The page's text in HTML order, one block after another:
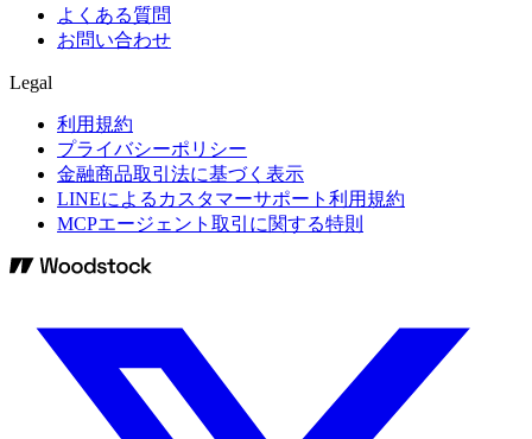
よくある質問
お問い合わせ
Legal
利用規約
プライバシーポリシー
金融商品取引法に基づく表示
LINEによるカスタマーサポート利用規約
MCPエージェント取引に関する特則